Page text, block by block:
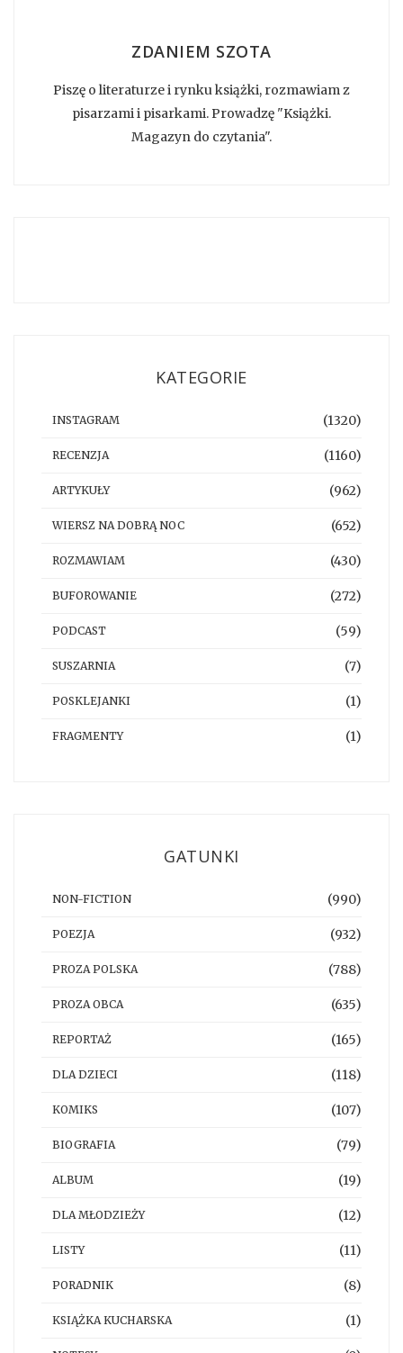
ZDANIEM SZOTA
Piszę o literaturze i rynku książki, rozmawiam z
pisarzami i pisarkami. Prowadzę "Książki.
Magazyn do czytania".
KATEGORIE
INSTAGRAM (1320)
RECENZJA (1160)
ARTYKUŁY (962)
WIERSZ NA DOBRĄ NOC (652)
ROZMAWIAM (430)
BUFOROWANIE (272)
PODCAST (59)
SUSZARNIA (7)
POSKLEJANKI (1)
FRAGMENTY (1)
GATUNKI
NON-FICTION (990)
POEZJA (932)
PROZA POLSKA (788)
PROZA OBCA (635)
REPORTAŻ (165)
DLA DZIECI (118)
KOMIKS (107)
BIOGRAFIA (79)
ALBUM (19)
DLA MŁODZIEŻY (12)
LISTY (11)
PORADNIK (8)
KSIĄŻKA KUCHARSKA (1)